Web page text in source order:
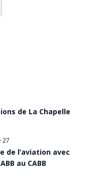
de La Chapelle
27
de l’aviation avec
au CABB